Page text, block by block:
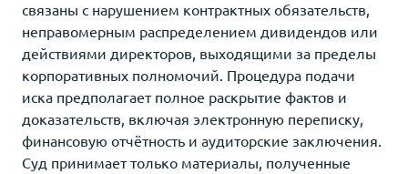
связаны с нарушением контрактных обязательств,
неправомерным распределением дивидендов или
действиями директоров, выходящими за пределы
корпоративных полномочий. Процедура подачи
иска предполагает полное раскрытие фактов и
доказательств, включая электронную переписку,
финансовую отчётность и аудиторские заключения.
Суд принимает только материалы, полученные